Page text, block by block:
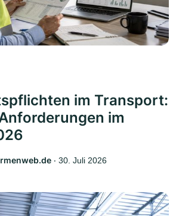
im Transport:
im
‧ 30. Juli 2026